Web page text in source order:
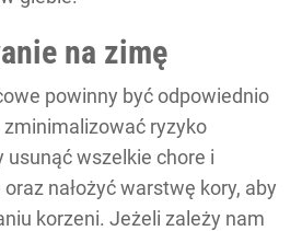
na zimę
powinny być odpowiednio
ryzyko
usunąć wszelkie chore i
nałożyć warstwę kory, aby
korzeni. Jeżeli zależy nam